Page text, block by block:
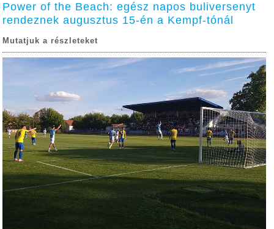
Power of the Beach: egész napos buliversenyt
rendeznek augusztus 15-én a Kempf-tónál
Mutatjuk a részleteket